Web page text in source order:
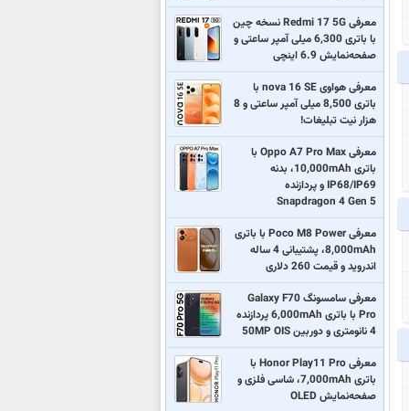
معرفی Redmi 17 5G نسخه چین
با باتری 6,300 میلی آمپر ساعتی و
صفحه‌نمایش 6.9 اینچی
معرفی هواوی nova 16 SE با
باتری 8,500 میلی آمپر ساعتی و 8
هزار نیت تبلیغات!
معرفی Oppo A7 Pro Max با
باتری 10,000mAh، بدنه
IP68/IP69 و پردازنده
Snapdragon 4 Gen 5
معرفی Poco M8 Power با باتری
8,000mAh، پشتیبانی 4 ساله
اندروید و قیمت 260 دلاری
معرفی سامسونگ Galaxy F70
Pro با باتری 6,000mAh پردازنده
4 نانومتری و دوربین 50MP OIS
معرفی Honor Play11 Pro با
باتری 7,000mAh، شاسی فلزی و
صفحه‌نمایش OLED